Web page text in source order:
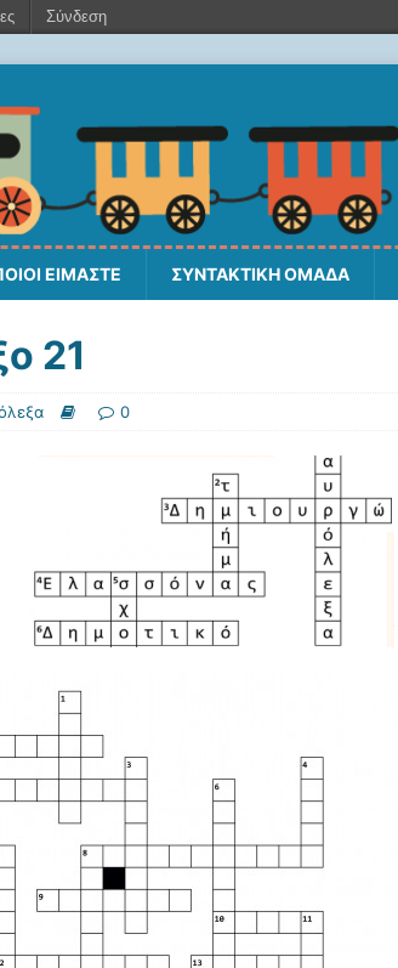
ΕΙΜΑΣΤΕ ΣΥΝΤΑΚΤΙΚΗ ΟΜΑΔΑ
21
0
Σύνδεση